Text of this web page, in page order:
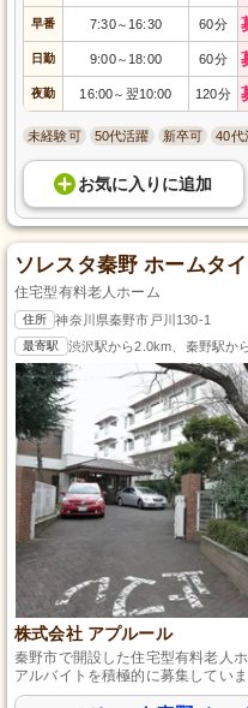
早番 7:30～ 16:30 60分
日勤 9:00～ 18:00 60分
夜勤 16:00～ 翌10:00 120分
未経験可 50代活躍 新卒可 40代
お気に入り に追加
ソレスタ秦野 ホームタ
住宅型有料老人ホーム
住所 神奈川県秦野市戸川130-1
最寄駅 渋沢駅から2.0km、秦野駅か
株式会社 アプルール
秦野市で開設した住宅型有料老人
アルバイトを積極的に募集してい
きるよう、充実した研修制度があ